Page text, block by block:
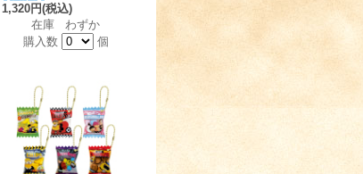
1,320円(税込)
在庫 わずか
購入数
個